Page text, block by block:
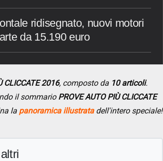
ridisegnato, nuovi motori
da 15.190 euro
CLICCATE 2016, composto da 10 articoli.
il sommario PROVE AUTO PIÙ CLICCATE
la panoramica illustratadell'intero speciale!